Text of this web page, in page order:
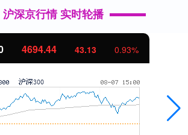
沪深京行情 实时轮播
4694.44 43.13 0.93%